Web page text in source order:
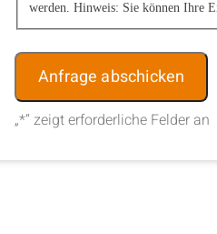
„*“ zeigt erforderliche Felder an
werden. Hinweis: Sie können Ihre